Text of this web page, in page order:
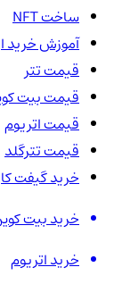
ساخت NFT
آموزش خرید
قیمت تتر
قیمت بیت
قیمت اتریوم
قیمت تترگلد
خرید گیفت
خرید بیت کوین
خرید اتریوم